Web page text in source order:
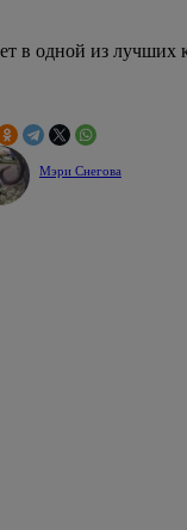
в одной из лучших
Мэри Снегова